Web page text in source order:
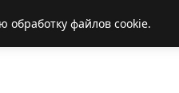
обработку файлов cookie.